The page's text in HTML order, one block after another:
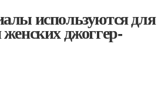
используются для
джоггер-